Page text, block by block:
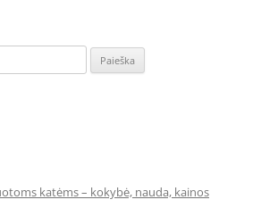
katėms – kokybė, nauda, kainos